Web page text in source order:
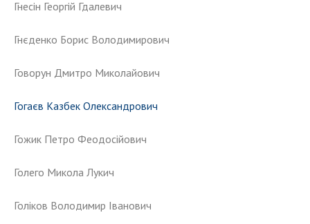
Відкрита наука в НАН України
Робота з молоддю
Міжнародні угоди
Міжнародні програми та конкурси
Гнесін Георгій Гдалевич
Гнєденко Борис Володимирович
Говорун Дмитро Миколайович
Гогаєв Казбек Олександрович
Гожик Петро Феодосійович
Голего Микола Лукич
Голіков Володимир Іванович